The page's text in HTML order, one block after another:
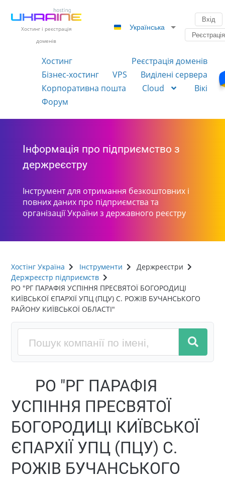
Хостинг і реєстрація
доменів
Українська
Вхід
Реєстрація
Хостинг
Реєстрація доменів
Бізнес-хостинг
VPS
Виділені сервера
Корпоративна пошта
Cloud
Вікі
Форум
Інформація про підприємство з
держреєстру
Інструмент для отримання безкоштовних і
повних даних про підприємства та
організації України з державного реєстру
Хостінг Україна Інструменти
Держреєстри
Держреєстр підприємств
РО "РГ ПАРАФІЯ УСПІННЯ ПРЕСВЯТОЇ БОГОРОДИЦІ
КИЇВСЬКОЇ ЄПАРХІЇ УПЦ (ПЦУ) С. РОЖІВ БУЧАНСЬКОГО
РАЙОНУ КИЇВСЬКОЇ ОБЛАСТІ"
РО "РГ ПАРАФІЯ
УСПІННЯ ПРЕСВЯТОЇ
БОГОРОДИЦІ КИЇВСЬКОЇ
ЄПАРХІЇ УПЦ (ПЦУ) С.
РОЖІВ БУЧАНСЬКОГО